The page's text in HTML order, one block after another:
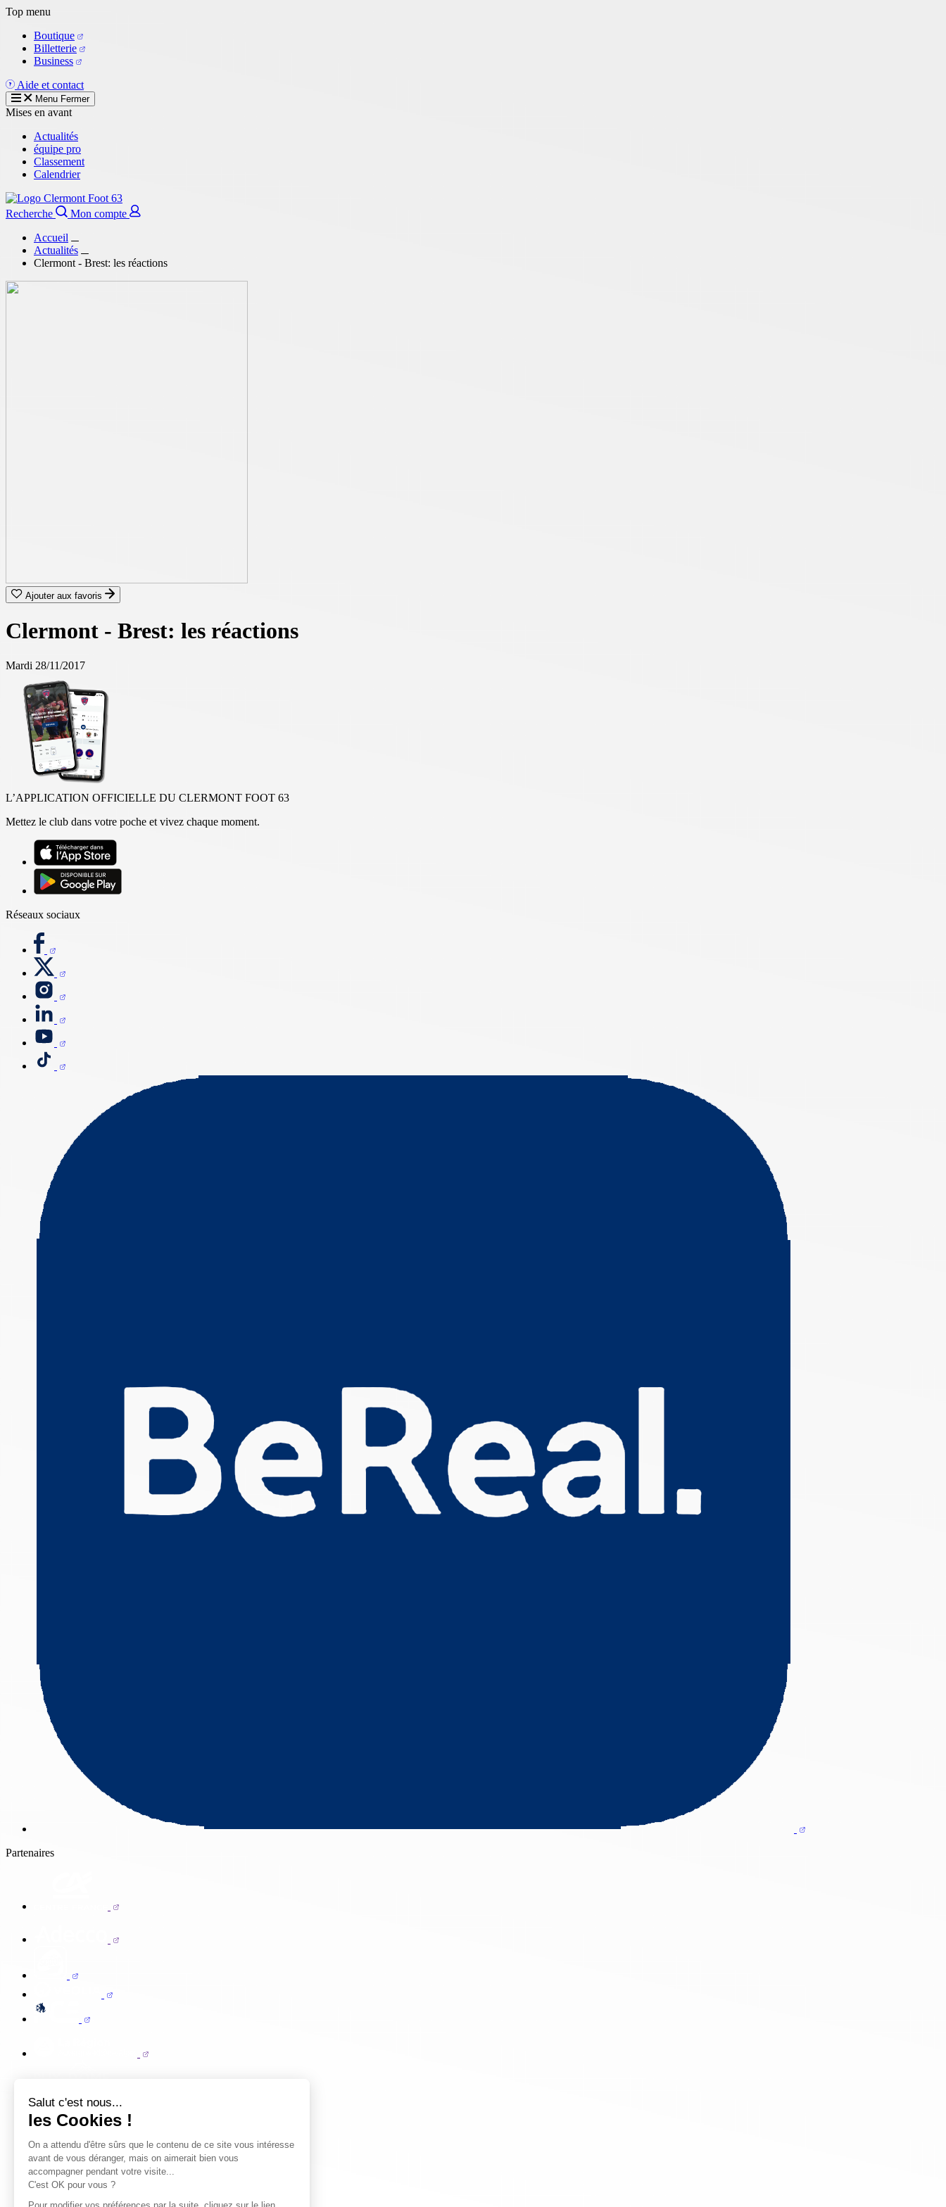
Salut c'est nous...
les Cookies !
On a attendu d'être sûrs que le contenu de ce site vous intéresse
avant de vous déranger, mais on aimerait bien vous
accompagner pendant votre visite...
C'est OK pour vous ?
Pour modifier vos préférences par la suite, cliquez sur le lien
Aller
contenu
principal
Top menu
Boutique
Billetterie
Business
Aide et contact
Menu Fermer
Mises en avant
Actualités
équipe pro
Classement
Calendrier
Recherche
Mon compte
Accueil
Actualités
Clermont - Brest: les réactions
Ajouter aux favoris
Clermont - Brest: les réactions
Mardi 28/11/2017
L’APPLICATION OFFICIELLE DU CLERMONT FOOT 63
Mettez le club dans votre poche et vivez chaque moment.
Réseaux sociaux
Partenaires